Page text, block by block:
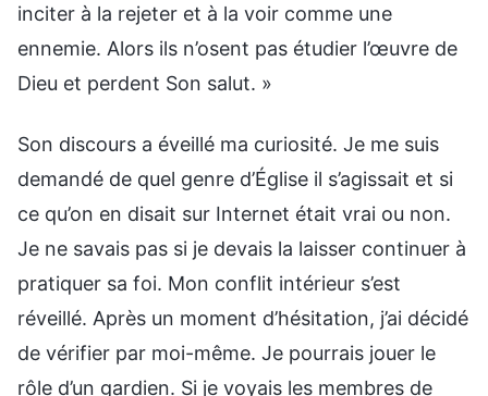
inciter à la rejeter et à la voir comme une
ennemie. Alors ils n’osent pas étudier l’œuvre de
Dieu et perdent Son salut. »
Son discours a éveillé ma curiosité. Je me suis
demandé de quel genre d’Église il s’agissait et si
ce qu’on en disait sur Internet était vrai ou non.
Je ne savais pas si je devais la laisser continuer à
pratiquer sa foi. Mon conflit intérieur s’est
réveillé. Après un moment d’hésitation, j’ai décidé
de vérifier par moi-même. Je pourrais jouer le
rôle d’un gardien. Si je voyais les membres de